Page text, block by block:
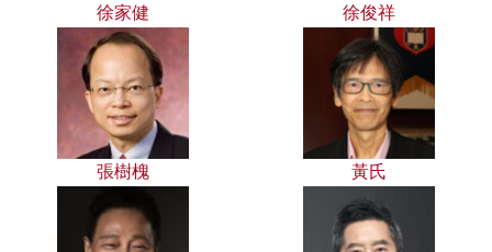
徐家健 徐俊祥
張樹槐 黃氏